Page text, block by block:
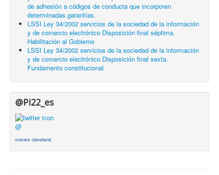
de adhesión a códigos de conducta que incorporen
determinadas garantías.
LSSI Ley 34/2002 servicios de la sociedad de la información
y de comercio electrónico Disposición final séptima.
Habilitación al Gobierno
LSSI Ley 34/2002 servicios de la sociedad de la información
y de comercio electrónico Disposición final sexta.
Fundamento constitucional
@Pi22_es
@
movers cleveland